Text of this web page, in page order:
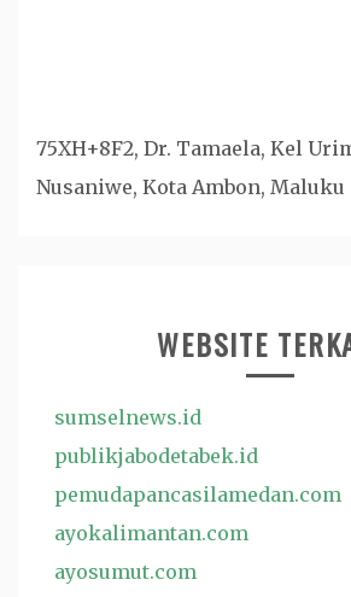
75XH+8F2, Dr. Tamaela, Kel
Nusaniwe, Kota Ambon, Maluku
WEBSITE
sumselnews.id
publikjabodetabek.id
pemudapancasilamedan.com
ayokalimantan.com
ayosumut.com